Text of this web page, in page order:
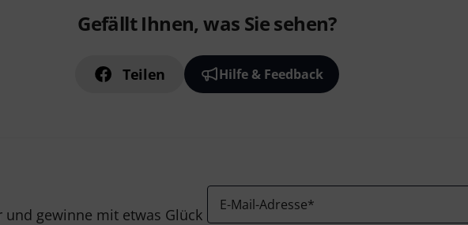
Gefällt Ihnen, was Sie sehen?
Teilen Hilfe & Feedback
gewinne mit etwas Glück
E-Mail-Adresse*